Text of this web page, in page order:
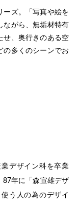
ーズ。「写真や絵を
ながら、無垢材特有
せ、奥行きのある空
の多くのシーンでお
デザイン科を卒業
87年に「森宣雄デザ
う人の為のデザイ